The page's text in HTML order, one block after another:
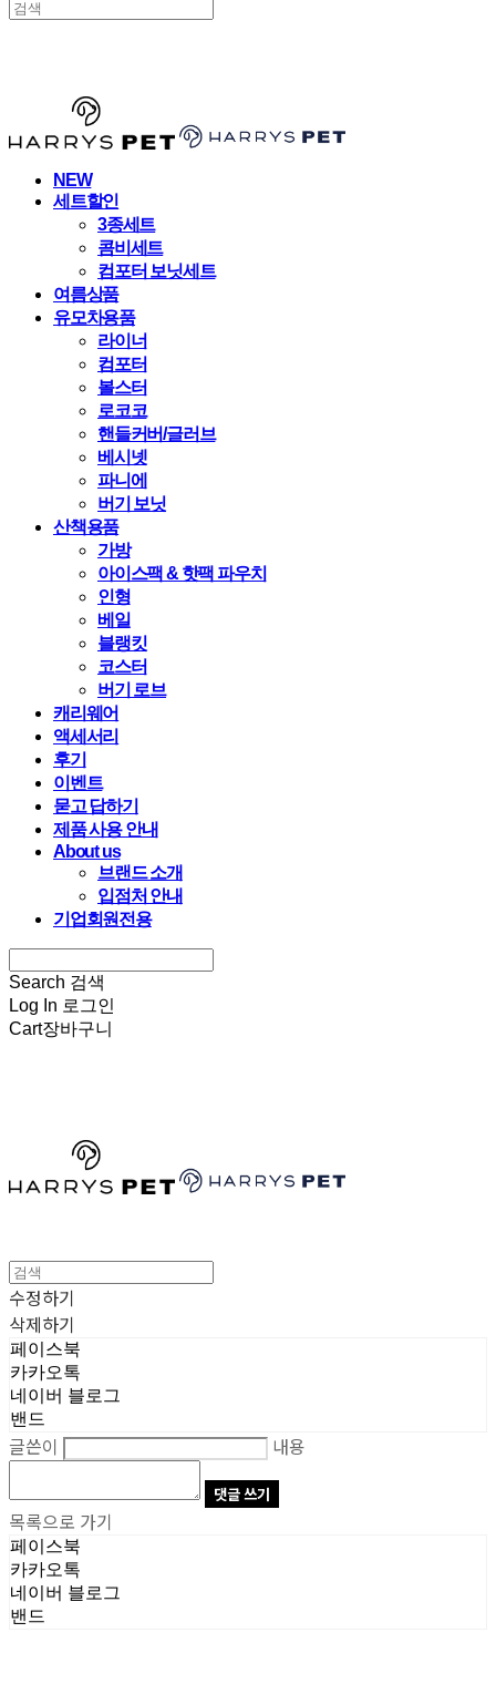
NEW
세트할인
3종세트
콤비세트
컴포터 보닛세트
여름상품
유모차용품
라이너
컴포터
볼스터
로코코
핸들커버/글러브
베시넷
파니에
버기 보닛
산책용품
가방
아이스팩 & 핫팩 파우치
인형
베일
블랭킷
코스터
버기 로브
캐리웨어
액세서리
후기
이벤트
묻고 답하기
제품 사용 안내
About us
브랜드 소개
입점처 안내
기업회원전용
Search 검색
Log In 로그인
Cart장바구니
수정하기
삭제하기
페이스북
카카오톡
네이버 블로그
밴드
글쓴이 내용
댓글 쓰기
목록으로 가기
페이스북
카카오톡
네이버 블로그
밴드